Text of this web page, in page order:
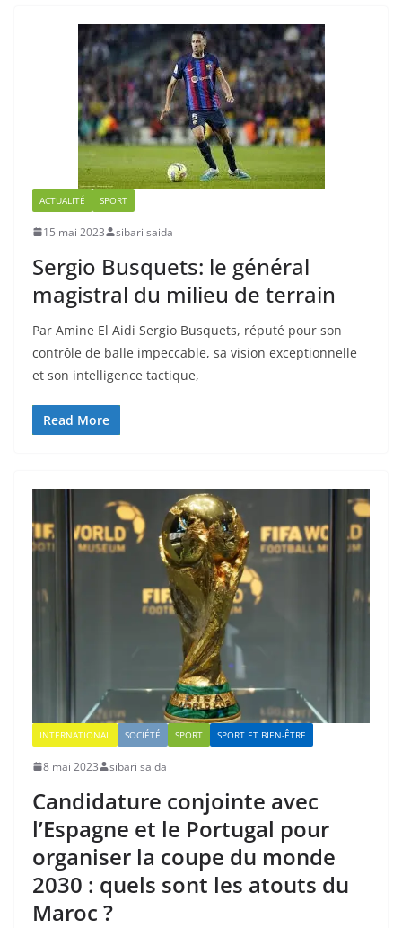
ACTUALITÉ SPORT
15 mai 2023 sibari saida
Sergio Busquets: le général
magistral du milieu de terrain
Par Amine El Aidi Sergio Busquets, réputé pour son
contrôle de balle impeccable, sa vision exceptionnelle
et son intelligence tactique,
Read More
INTERNATIONAL SOCIÉTÉ SPORT SPORT ET BIEN-ÊTRE
8 mai 2023 sibari saida
Candidature conjointe avec
l’Espagne et le Portugal pour
organiser la coupe du monde
2030 : quels sont les atouts du
Maroc ?